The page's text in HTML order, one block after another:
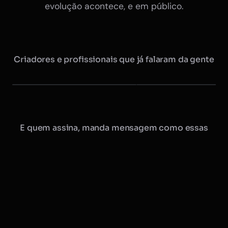
evolução acontece, e em público.
Criadores e profissionais que já falaram da gente
Maurício @arquitretas Eduardo Nóbrega
E quem assina, manda mensagem como essas